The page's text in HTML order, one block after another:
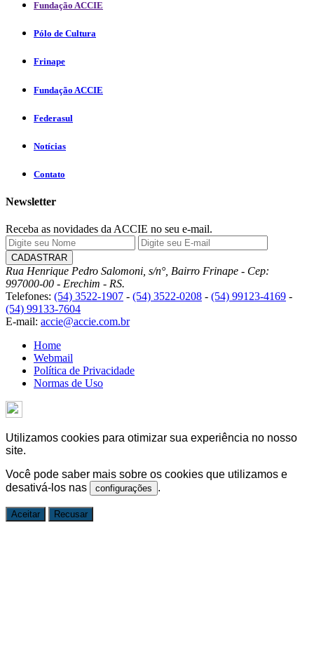
Fundação ACCIE
Pólo de Cultura
Frinape
Fundação ACCIE
Federasul
Notícias
Contato
Newsletter
Receba as novidades da ACCIE no seu e-mail.
Rua Henrique Pedro Salomoni, s/n°, Bairro Frinape - Cep:
997000-00 - Erechim - RS.
Telefones: (54) 3522-1907 - (54) 3522-0208 - (54) 99123-4169 -
(54) 99133-7604
E-mail: accie@accie.com.br
Home
Webmail
Política de Privacidade
Normas de Uso
Utilizamos cookies para otimizar sua experiência no nosso
site.
Você pode saber mais sobre os cookies que utilizamos e
desativá-los nas
configurações .
Aceitar Recusar